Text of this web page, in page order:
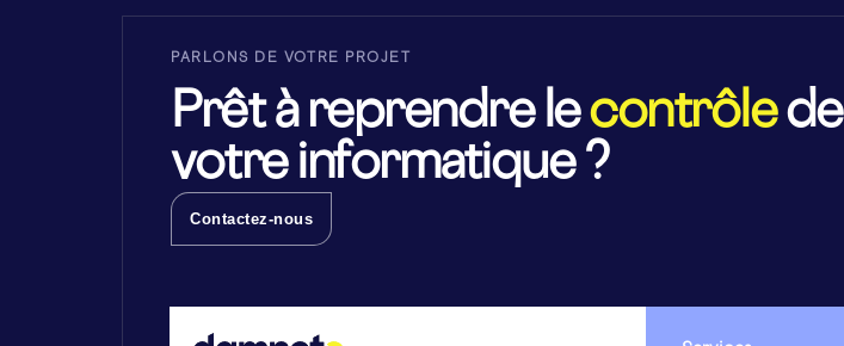
PARLONS DE VOTRE PROJET
Prêt à reprendre lecontrôlede
votre informatique ?
Contactez-nous